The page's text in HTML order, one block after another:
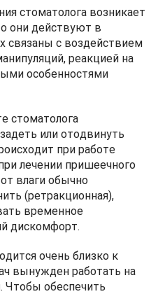
стоматолога возникает
они действуют в
связаны с воздействием
реакцией на
особенностями
стоматолога
или отодвинуть
при работе
лечении пришеечного
влаги обычно
(ретракционная),
временное
дискомфорт.
очень близко к
вынужден работать на
Чтобы обеспечить